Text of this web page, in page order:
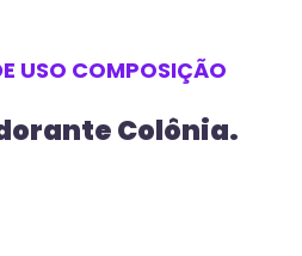
USO COMPOSIÇÃO
Colônia.